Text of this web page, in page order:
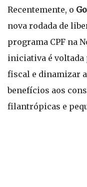
Recentemente, o
nova rodada de
programa CPF na
iniciativa é voltada
fiscal e dinamizar
benefícios aos
filantrópicas e